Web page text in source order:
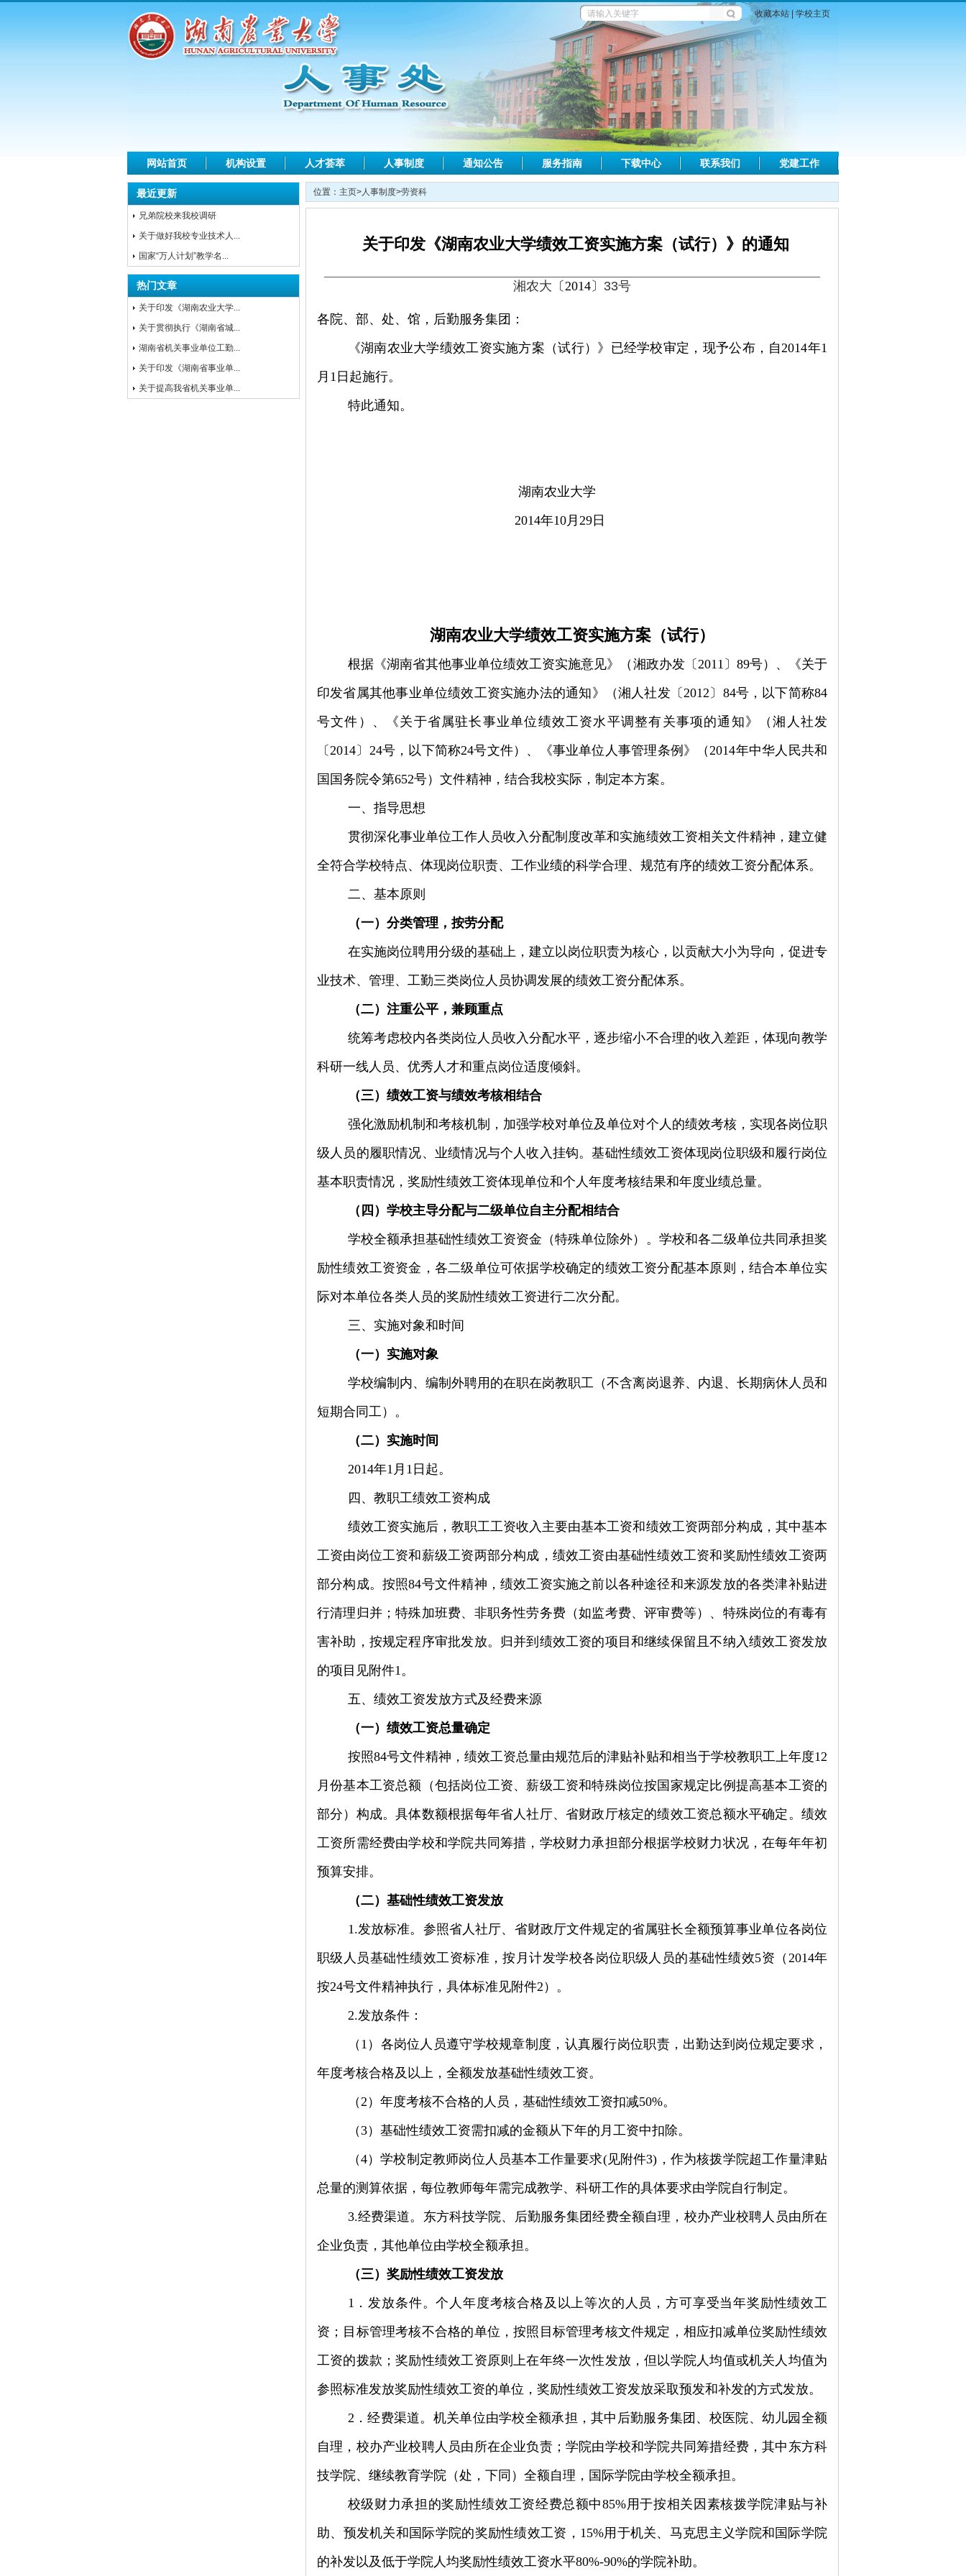
收藏本站| 学校主页
网站首页 机构设置 人才荟萃 人事制度 通知公告 服务指南 下载中心 联系我们 党建工作
最近更新
兄弟院校来我校调研
关于做好我校专业技术人...
国家“万人计划”教学名...
热门文章
关于印发《湖南农业大学...
关于贯彻执行《湖南省城...
湖南省机关事业单位工勤...
关于印发《湖南省事业单...
关于提高我省机关事业单...
位置： 主页>人事制度>劳资科
关于印发《湖南农业大学绩效工资实施方案（试行）》的通知
湘农大 〔 2014 〕 33号
各院、部、处、馆，后勤服务集团：
《湖南农业大学绩效工资实施方案（试行）》已经学校审定，现予公布，自2014年1
月 1 日起施行。
特此通知。
湖南农业大学
2014年10月 29 日
湖南农业大学绩效工资实施方案（试行）
根据《湖南省其他事业单位绩效工资实施意见》（湘政办发〔 2011 〕 89号）、《关于
印发省属其他事业单位绩效工资实施办法的通知》（湘人社发〔2012 〕 84号，以下简称84
号文件）、《关于省属驻长事业单位绩效工资水平调整有关事项的通知》（湘人社发
〔2014 〕 24号，以下简称24号文件）、《事业单位人事管理条例》（2014年中华人民共和
国国务院令第652号）文件精神，结合我校实际，制定本方案。
一、指导思想
贯彻深化事业单位工作人员收入分配制度改革和实施绩效工资相关文件精神，建立健
全符合学校特点、体现岗位职责、工作业绩的科学合理、规范有序的绩效工资分配体系。
二、基本原则
（一）分类管理，按劳分配
在实施岗位聘用分级的基础上，建立以岗位职责为核心，以贡献大小为导向，促进专
业技术、管理、工勤三类岗位人员协调发展的绩效工资分配体系。
（二）注重公平，兼顾重点
统筹考虑校内各类岗位人员收入分配水平，逐步缩小不合理的收入差距，体现向教学
科研一线人员、优秀人才和重点岗位适度倾斜。
（三）绩效工资与绩效考核相结合
强化激励机制和考核机制，加强学校对单位及单位对个人的绩效考核，实现各岗位职
级人员的履职情况、业绩情况与个人收入挂钩。基础性绩效工资体现岗位职级和履行岗位
基本职责情况，奖励性绩效工资体现单位和个人年度考核结果和年度业绩总量。
（四）学校主导分配与二级单位自主分配相结合
学校全额承担基础性绩效工资资金（特殊单位除外）。学校和各二级单位共同承担奖
励性绩效工资资金，各二级单位可依据学校确定的绩效工资分配基本原则，结合本单位实
际对本单位各类人员的奖励性绩效工资进行二次分配。
三、实施对象和时间
（一）实施对象
学校编制内、编制外聘用的在职在岗教职工（不含离岗退养、内退、长期病休人员和
短期合同工）。
（二）实施时间
2014年1 月 1 日起。
四、教职工绩效工资构成
绩效工资实施后，教职工工资收入主要由基本工资和绩效工资两部分构成，其中基本
工资由岗位工资和薪级工资两部分构成，绩效工资由基础性绩效工资和奖励性绩效工资两
部分构成。按照84号文件精神，绩效工资实施之前以各种途径和来源发放的各类津补贴进
行清理归并；特殊加班费、非职务性劳务费（如监考费、评审费等）、特殊岗位的有毒有
害补助，按规定程序审批发放。归并到绩效工资的项目和继续保留且不纳入绩效工资发放
的项目见附件1。
五、绩效工资发放方式及经费来源
（一）绩效工资总量确定
按照84号文件精神，绩效工资总量由规范后的津贴补贴和相当于学校教职工上年度12
月份基本工资总额（包括岗位工资、薪级工资和特殊岗位按国家规定比例提高基本工资的
部分）构成。具体数额根据每年省人社厅、省财政厅核定的绩效工资总额水平确定。绩效
工资所需经费由学校和学院共同筹措，学校财力承担部分根据学校财力状况，在每年年初
预算安排。
（二）基础性绩效工资发放
1.发放标准。参照省人社厅、省财政厅文件规定的省属驻长全额预算事业单位各岗位
职级人员基础性绩效工资标准，按月计发学校各岗位职级人员的基础性绩效5资（ 2014年
按24号文件精神执行，具体标准见附件2 ）。
2.发放条件：
（ 1 ）各岗位人员遵守学校规章制度，认真履行岗位职责，出勤达到岗位规定要求，
年度考核合格及以上，全额发放基础性绩效工资。
（2 ）年度考核不合格的人员，基础性绩效工资扣减50%。
（3）基础性绩效工资需扣减的金额从下年的月工资中扣除。
（4）学校制定教师岗位人员基本工作量要求(见附件3) ，作为核拨学院超工作量津贴
总量的测算依据，每位教师每年需完成教学、科研工作的具体要求由学院自行制定。
3.经费渠道。东方科技学院、后勤服务集团经费全额自理，校办产业校聘人员由所在
企业负责，其他单位由学校全额承担。
（三）奖励性绩效工资发放
1 ．发放条件。个人年度考核合格及以上等次的人员，方可享受当年奖励性绩效工
资；目标管理考核不合格的单位，按照目标管理考核文件规定，相应扣减单位奖励性绩效
工资的拨款；奖励性绩效工资原则上在年终一次性发放，但以学院人均值或机关人均值为
参照标准发放奖励性绩效工资的单位，奖励性绩效工资发放采取预发和补发的方式发放。
2 ．经费渠道。机关单位由学校全额承担，其中后勤服务集团、校医院、幼儿园全额
自理，校办产业校聘人员由所在企业负责；学院由学校和学院共同筹措经费，其中东方科
技学院、继续教育学院（处，下同）全额自理，国际学院由学校全额承担。
校级财力承担的奖励性绩效工资经费总额中85%用于按相关因素核拨学院津贴与补
助、预发机关和国际学院的奖励性绩效工资， 15%用于机关、马克思主义学院和国际学院
的补发以及低于学院人均奖励性绩效工资水平80%-90%的学院补助。